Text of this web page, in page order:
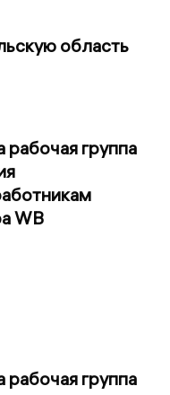
область
группа
WB
группа